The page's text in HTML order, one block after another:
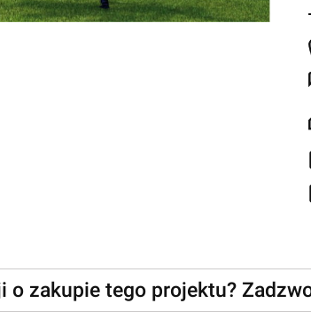
o zakupie tego projektu?